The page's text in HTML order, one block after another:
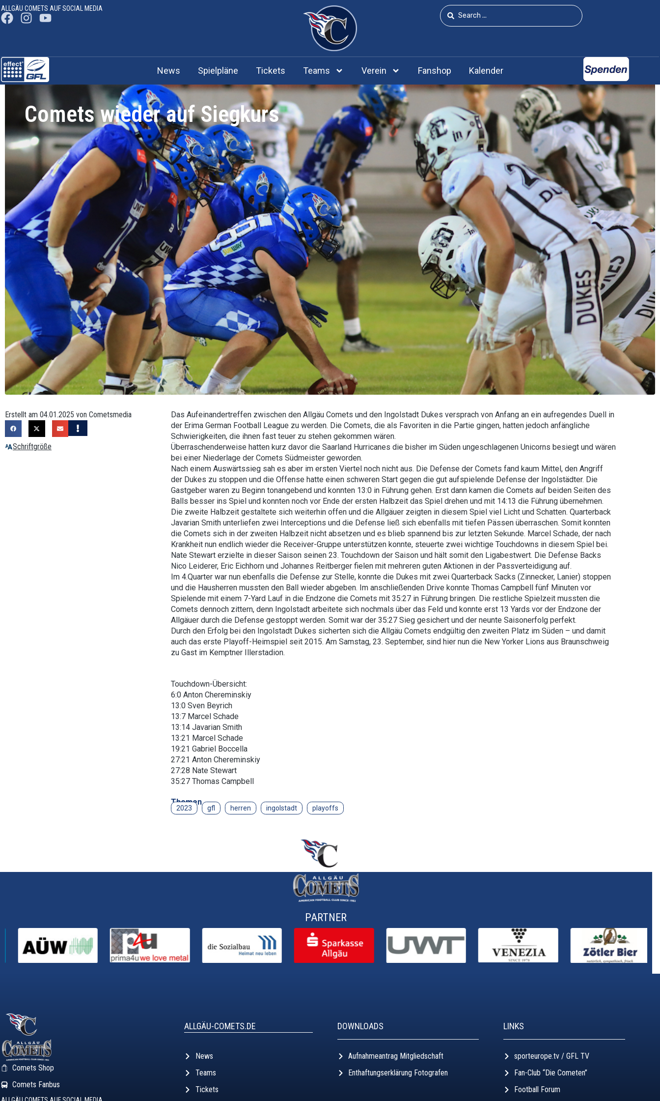
ALLGÄU COMETS AUF SOCIAL MEDIA
News Spielpläne Tickets Teams Verein Fanshop Kalender
Comets wieder auf Siegkurs
Erstellt am 04.01.2025 von Cometsmedia
Schriftgröße
Das Aufeinandertreffen zwischen den Allgäu Comets und den Ingolstadt Dukes versprach von Anfang an ein aufregendes Duell in
der Erima German Football League zu werden. Die Comets, die als Favoriten in die Partie gingen, hatten jedoch anfängliche
Schwierigkeiten, die ihnen fast teuer zu stehen gekommen wären.
Überraschenderweise hatten kurz davor die Saarland Hurricanes die bisher im Süden ungeschlagenen Unicorns besiegt und wären
bei einer Niederlage der Comets Südmeister geworden.
Nach einem Auswärtssieg sah es aber im ersten Viertel noch nicht aus. Die Defense der Comets fand kaum Mittel, den Angriff
der Dukes zu stoppen und die Offense hatte einen schweren Start gegen die gut aufspielende Defense der Ingolstädter. Die
Gastgeber waren zu Beginn tonangebend und konnten 13:0 in Führung gehen. Erst dann kamen die Comets auf beiden Seiten des
Balls besser ins Spiel und konnten noch vor Ende der ersten Halbzeit das Spiel drehen und mit 14:13 die Führung übernehmen.
Die zweite Halbzeit gestaltete sich weiterhin offen und die Allgäuer zeigten in diesem Spiel viel Licht und Schatten. Quarterback
Javarian Smith unterliefen zwei Interceptions und die Defense ließ sich ebenfalls mit tiefen Pässen überraschen. Somit konnten
die Comets sich in der zweiten Halbzeit nicht absetzen und es blieb spannend bis zur letzten Sekunde. Marcel Schade, der nach
Krankheit nun endlich wieder die Receiver-Gruppe unterstützen konnte, steuerte zwei wichtige Touchdowns in diesem Spiel bei.
Nate Stewart erzielte in dieser Saison seinen 23. Touchdown der Saison und hält somit den Ligabestwert. Die Defense Backs
Nico Leiderer, Eric Eichhorn und Johannes Reitberger fielen mit mehreren guten Aktionen in der Passverteidigung auf.
Im 4.Quarter war nun ebenfalls die Defense zur Stelle, konnte die Dukes mit zwei Quarterback Sacks (Zinnecker, Lanier) stoppen
und die Hausherren mussten den Ball wieder abgeben. Im anschließenden Drive konnte Thomas Campbell fünf Minuten vor
Spielende mit einem 7-Yard Lauf in die Endzone die Comets mit 35:27 in Führung bringen. Die restliche Spielzeit mussten die
Comets dennoch zittern, denn Ingolstadt arbeitete sich nochmals über das Feld und konnte erst 13 Yards vor der Endzone der
Allgäuer durch die Defense gestoppt werden. Somit war der 35:27 Sieg gesichert und der neunte Saisonerfolg perfekt.
Durch den Erfolg bei den Ingolstadt Dukes sicherten sich die Allgäu Comets endgültig den zweiten Platz im Süden – und damit
auch das erste Playoff-Heimspiel seit 2015. Am Samstag, 23. September, sind hier nun die New Yorker Lions aus Braunschweig
zu Gast im Kemptner Illerstadion.
Touchdown-Übersicht:
6:0 Anton Chereminskiy
13:0 Sven Beyrich
13:7 Marcel Schade
13:14 Javarian Smith
13:21 Marcel Schade
19:21 Gabriel Boccella
27:21 Anton Chereminskiy
27:28 Nate Stewart
35:27 Thomas Campbell
Themen
2023 gfl herren ingolstadt playoffs
PARTNER
Comets Shop
Comets Fanbus
ALLGÄU-COMETS.DE
News
Teams
Tickets
DOWNLOADS
Aufnahmeantrag Mitgliedschaft
Enthaftungserklärung Fotografen
LINKS
sporteurope.tv / GFL TV
Fan-Club “Die Cometen”
Football Forum